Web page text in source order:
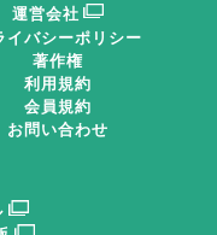
帯のあるストック」
は既に住宅ストック
る。
戸、そのうち耐震性
運営会社
イバシーポリシー
著作権
利用規約
会員規約
お問い合わせ